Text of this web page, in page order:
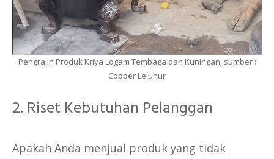
Pengrajin Produk Kriya Logam Tembaga dan Kuningan, sumber :
Copper Leluhur
2. Riset Kebutuhan Pelanggan
Apakah Anda menjual produk yang tidak